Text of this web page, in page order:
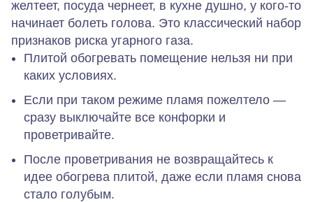
желтеет, посуда чернеет, в кухне душно, у кого‑то
начинает болеть голова. Это классический набор
признаков риска угарного газа.
Плитой обогревать помещение нельзя ни при
каких условиях.
Если при таком режиме пламя пожелтело —
сразу выключайте все конфорки и
проветривайте.
После проветривания не возвращайтесь к
идее обогрева плитой, даже если пламя снова
стало голубым.